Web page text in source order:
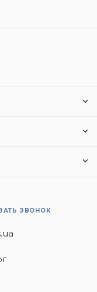
ЗВОНОК